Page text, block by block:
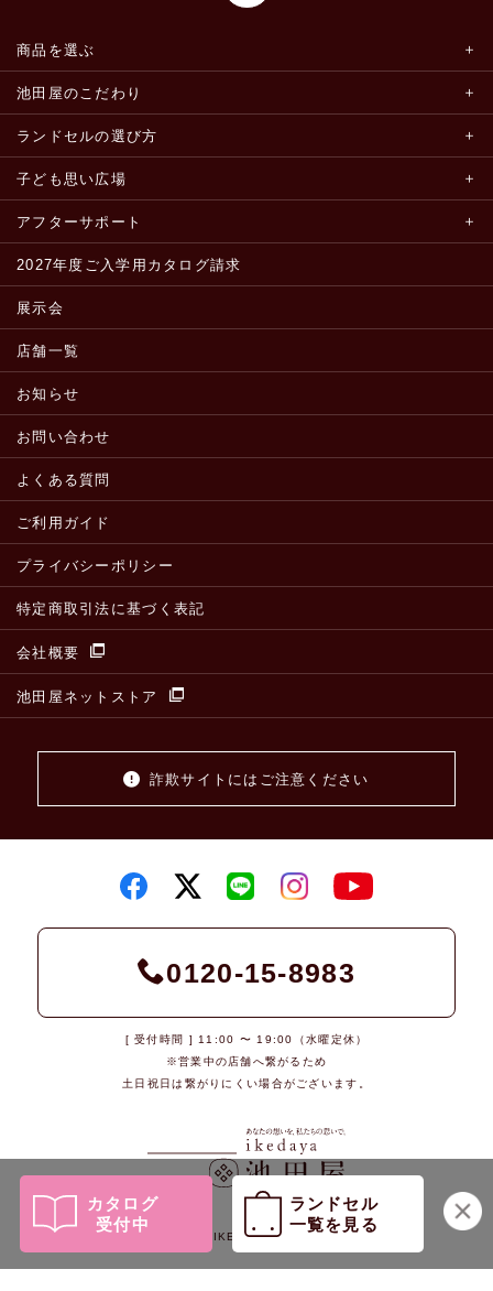
カタログ
受付中
ランドセル
一覧を見る
商品を選ぶ
池田屋のこだわり
ランドセルの選び方
子ども思い広場
アフターサポート
2027年度ご入学用カタログ請求
展示会
店舗一覧
お知らせ
お問い合わせ
よくある質問
ご利用ガイド
プライバシーポリシー
特定商取引法に基づく表記
会社概要
池田屋ネットストア
詐欺サイトにはご注意ください
0120-15-8983
[ 受付時間 ] 11:00 〜 19:00（水曜定休）
※営業中の店舗へ繋がるため
土日祝日は繋がりにくい場合がございます。
© 2026 IKEDAYA Co., Ltd.